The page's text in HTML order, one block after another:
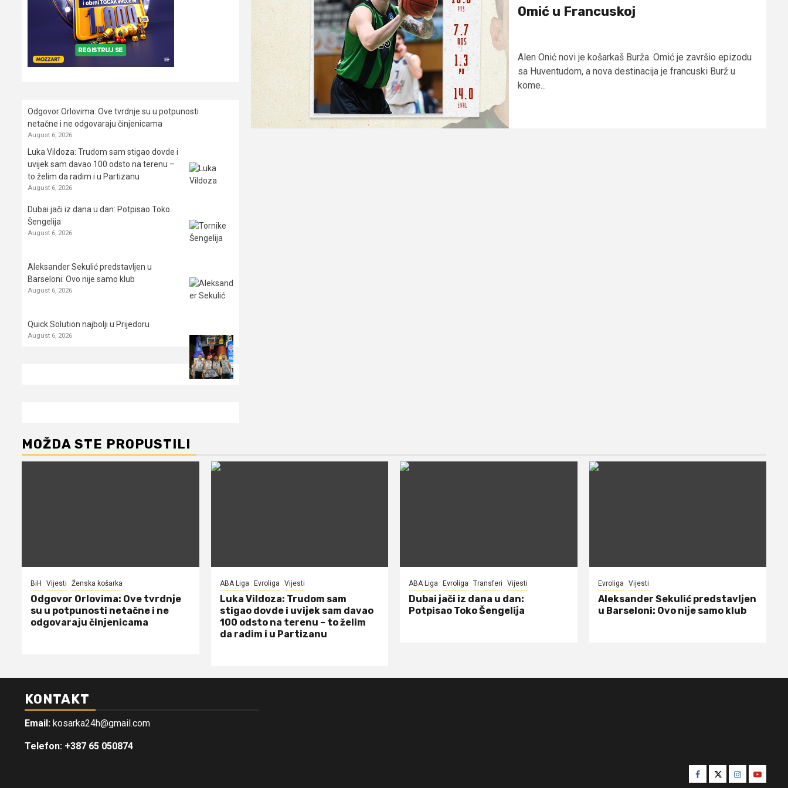
Omić u Francuskoj
Alen Onić novi je košarkaš Burža. Omić je završio epizodu
sa Huventudom, a nova destinacija je francuski Burž u
kome...
Odgovor Orlovima: ​Ove tvrdnje su u potpunosti
netačne i ne odgovaraju činjenicama
August 6, 2026
Luka Vildoza: Trudom sam stigao dovde i
uvijek sam davao 100 odsto na terenu –
to želim da radim i u Partizanu
August 6, 2026
Dubai jači iz dana u dan: Potpisao Toko
Šengelija
August 6, 2026
Aleksander Sekulić predstavljen u
Barseloni: Ovo nije samo klub
August 6, 2026
Quick Solution najbolji u Prijedoru
August 6, 2026
MOŽDA STE PROPUSTILI
BiH Vijesti Ženska košarka
Odgovor Orlovima: ​Ove tvrdnje
su u potpunosti netačne i ne
odgovaraju činjenicama
ABA Liga Evroliga Vijesti
Luka Vildoza: Trudom sam
stigao dovde i uvijek sam davao
100 odsto na terenu – to želim
da radim i u Partizanu
ABA Liga Evroliga Transferi Vijesti
Dubai jači iz dana u dan:
Potpisao Toko Šengelija
Evroliga Vijesti
Aleksander Sekulić predstavljen
u Barseloni: Ovo nije samo klub
KONTAKT
Email: kosarka24h@gmail.com
Telefon: +387 65 050874
Facebook
TwitterInstagram
Youtube